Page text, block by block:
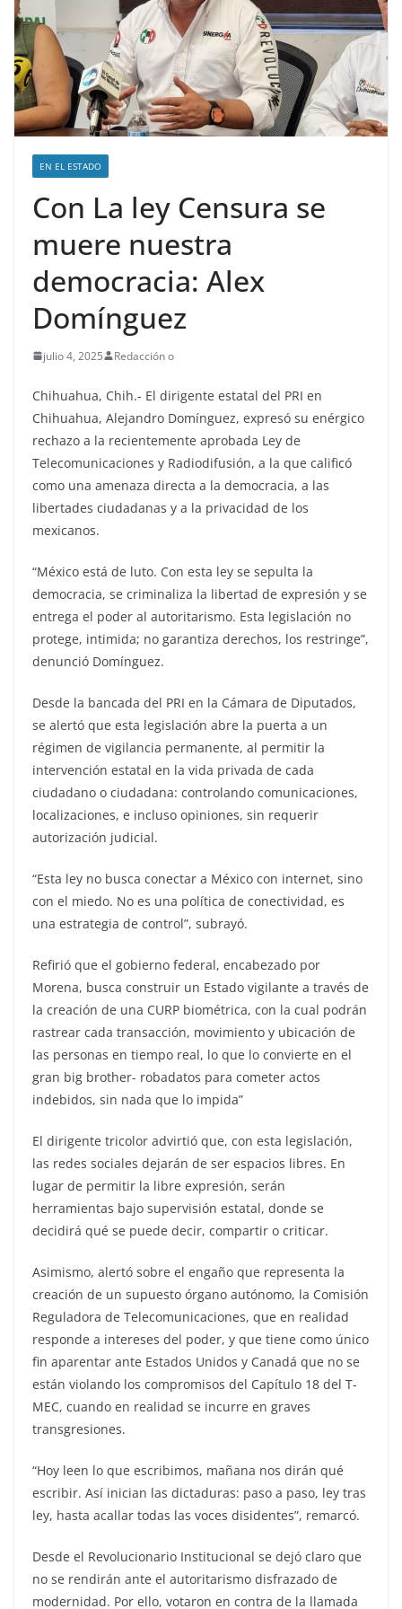
EN EL ESTADO
Con La ley Censura se
muere nuestra
democracia: Alex
Domínguez
julio 4, 2025 Redacción o
Chihuahua, Chih.- El dirigente estatal del PRI en
Chihuahua, Alejandro Domínguez, expresó su enérgico
rechazo a la recientemente aprobada Ley de
Telecomunicaciones y Radiodifusión, a la que calificó
como una amenaza directa a la democracia, a las
libertades ciudadanas y a la privacidad de los
mexicanos.
“México está de luto. Con esta ley se sepulta la
democracia, se criminaliza la libertad de expresión y se
entrega el poder al autoritarismo. Esta legislación no
protege, intimida; no garantiza derechos, los restringe”,
denunció Domínguez.
Desde la bancada del PRI en la Cámara de Diputados,
se alertó que esta legislación abre la puerta a un
régimen de vigilancia permanente, al permitir la
intervención estatal en la vida privada de cada
ciudadano o ciudadana: controlando comunicaciones,
localizaciones, e incluso opiniones, sin requerir
autorización judicial.
“Esta ley no busca conectar a México con internet, sino
con el miedo. No es una política de conectividad, es
una estrategia de control”, subrayó.
Refirió que el gobierno federal, encabezado por
Morena, busca construir un Estado vigilante a través de
la creación de una CURP biométrica, con la cual podrán
rastrear cada transacción, movimiento y ubicación de
las personas en tiempo real, lo que lo convierte en el
gran big brother- robadatos para cometer actos
indebidos, sin nada que lo impida”
El dirigente tricolor advirtió que, con esta legislación,
las redes sociales dejarán de ser espacios libres. En
lugar de permitir la libre expresión, serán
herramientas bajo supervisión estatal, donde se
decidirá qué se puede decir, compartir o criticar.
Asimismo, alertó sobre el engaño que representa la
creación de un supuesto órgano autónomo, la Comisión
Reguladora de Telecomunicaciones, que en realidad
responde a intereses del poder, y que tiene como único
fin aparentar ante Estados Unidos y Canadá que no se
están violando los compromisos del Capítulo 18 del T-
MEC, cuando en realidad se incurre en graves
transgresiones.
“Hoy leen lo que escribimos, mañana nos dirán qué
escribir. Así inician las dictaduras: paso a paso, ley tras
ley, hasta acallar todas las voces disidentes”, remarcó.
Desde el Revolucionario Institucional se dejó claro que
no se rendirán ante el autoritarismo disfrazado de
modernidad. Por ello, votaron en contra de la llamada